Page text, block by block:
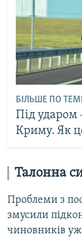
БІЛЬШЕ ПО
Під ударом
Криму. Як
Талонна
Проблеми з
змусили
чиновників